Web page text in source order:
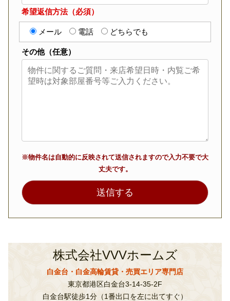
希望返信方法（必須）
メール 電話 どちらでも
その他（任意）
※物件名は自動的に反映されて送信されますので入力不要で大
丈夫です。
株式会社VVVホームズ
白金台・白金高輪賃貸・売買エリア専門店
東京都港区白金台3-14-35-2F
白金台駅徒歩1分（1番出口を左に出てすぐ）